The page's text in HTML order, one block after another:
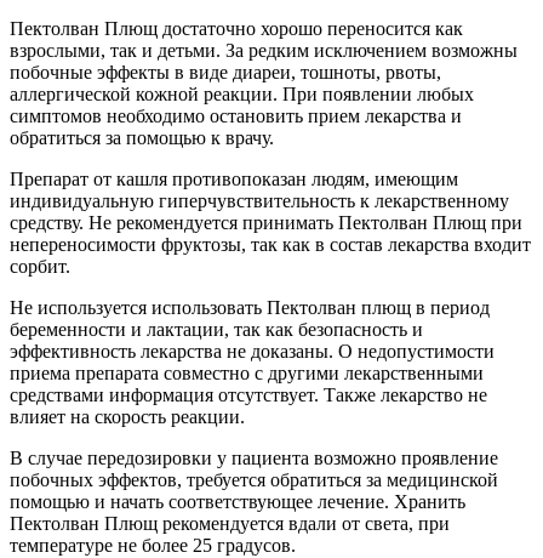
Пектолван Плющ достаточно хорошо переносится как
взрослыми, так и детьми. За редким исключением возможны
побочные эффекты в виде диареи, тошноты, рвоты,
аллергической кожной реакции. При появлении любых
симптомов необходимо остановить прием лекарства и
обратиться за помощью к врачу.
Препарат от кашля противопоказан людям, имеющим
индивидуальную гиперчувствительность к лекарственному
средству. Не рекомендуется принимать Пектолван Плющ при
непереносимости фруктозы, так как в состав лекарства входит
сорбит.
Не используется использовать Пектолван плющ в период
беременности и лактации, так как безопасность и
эффективность лекарства не доказаны. О недопустимости
приема препарата совместно с другими лекарственными
средствами информация отсутствует. Также лекарство не
влияет на скорость реакции.
В случае передозировки у пациента возможно проявление
побочных эффектов, требуется обратиться за медицинской
помощью и начать соответствующее лечение. Хранить
Пектолван Плющ рекомендуется вдали от света, при
температуре не более 25 градусов.